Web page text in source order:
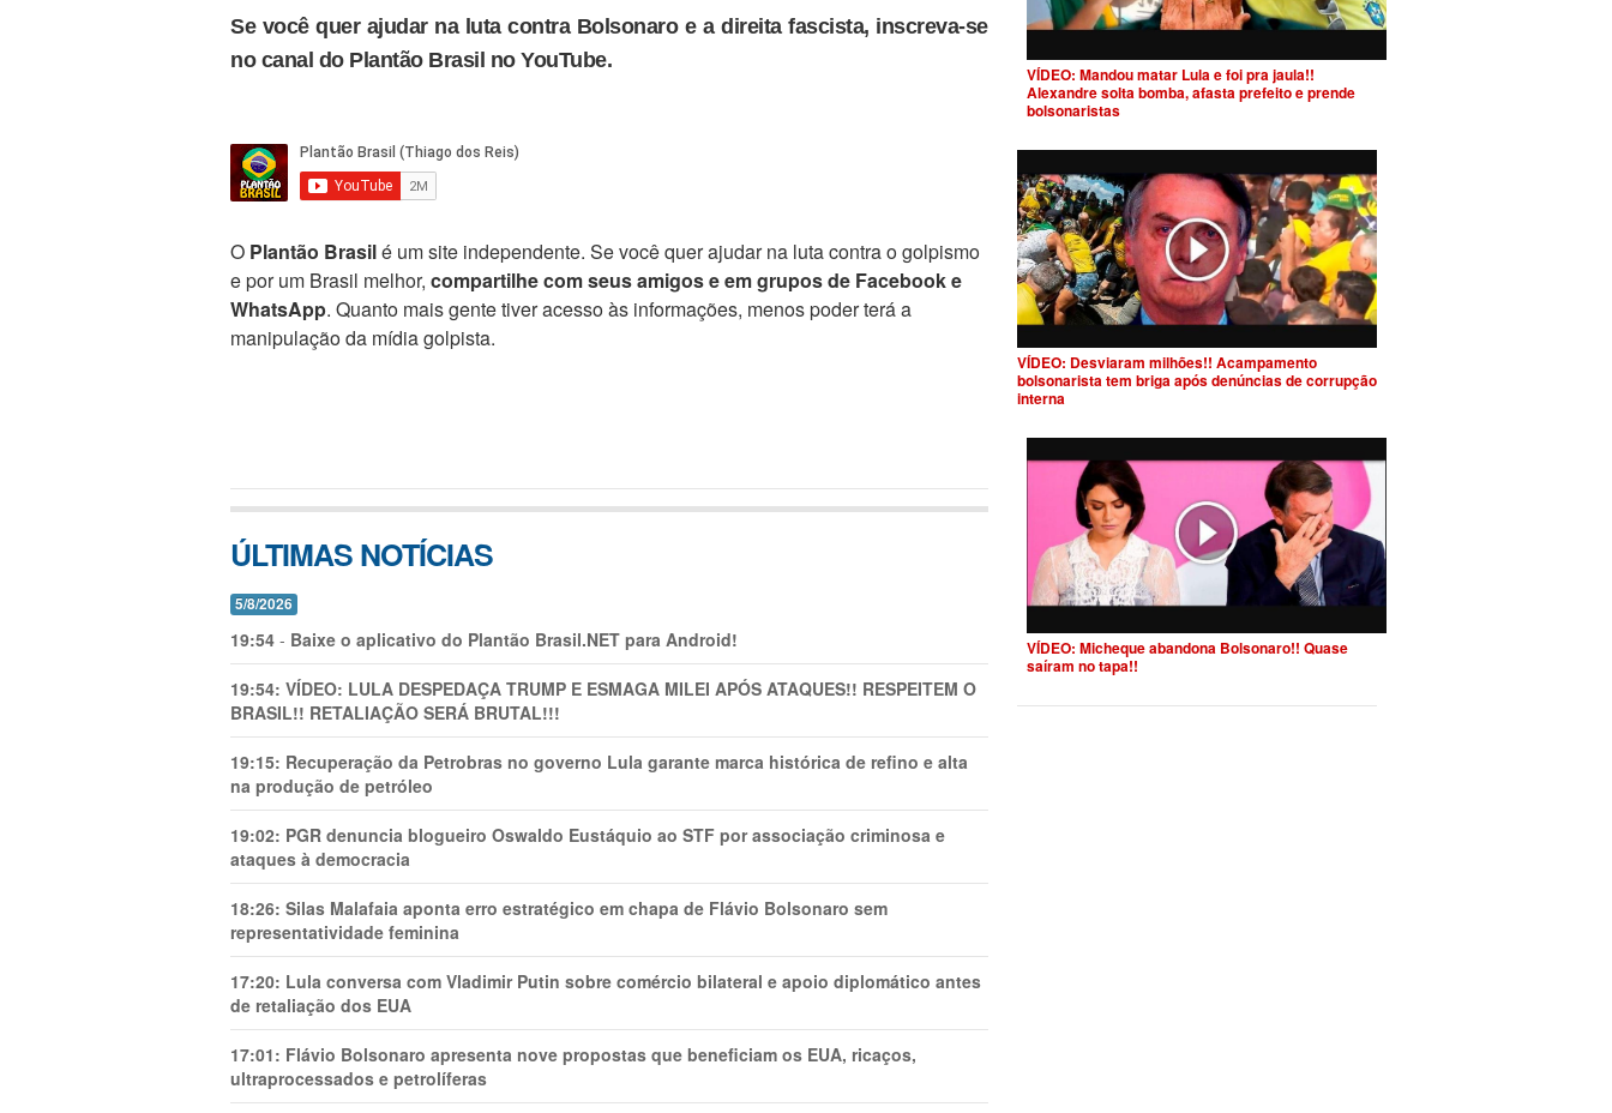
Se você quer ajudar na luta contra Bolsonaro e a direita fascista, inscreva-se
no canal do Plantão Brasil no YouTube.
O Plantão Brasilé um site independente. Se você quer ajudar na luta contra o golpismo
e por um Brasil melhor, compartilhe com seus amigos e em grupos de Facebook e
WhatsApp. Quanto mais gente tiver acesso às informações, menos poder terá a
manipulação da mídia golpista.
ÚLTIMAS NOTÍCIAS
5/8/2026
19:54 - Baixe o aplicativo do Plantão Brasil.NET para Android!
19:54: VÍDEO: LULA DESPEDAÇA TRUMP E ESMAGA MILEI APÓS ATAQUES!! RESPEITEM O
BRASIL!! RETALIAÇÃO SERÁ BRUTAL!!!
19:15: Recuperação da Petrobras no governo Lula garante marca histórica de refino e alta
na produção de petróleo
19:02: PGR denuncia blogueiro Oswaldo Eustáquio ao STF por associação criminosa e
ataques à democracia
18:26: Silas Malafaia aponta erro estratégico em chapa de Flávio Bolsonaro sem
representatividade feminina
17:20: Lula conversa com Vladimir Putin sobre comércio bilateral e apoio diplomático antes
de retaliação dos EUA
17:01: Flávio Bolsonaro apresenta nove propostas que beneficiam os EUA, ricaços,
ultraprocessados e petrolíferas
VÍDEO: Mandou matar Lula e foi pra jaula!!
Alexandre solta bomba, afasta prefeito e prende
bolsonaristas
VÍDEO: Desviaram milhões!! Acampamento
bolsonarista tem briga após denúncias de corrupção
interna
VÍDEO: Micheque abandona Bolsonaro!! Quase
saíram no tapa!!